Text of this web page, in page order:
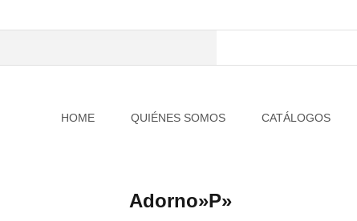
HOME QUIÉNES SOMOS CATÁLOGOS
Adorno»P»